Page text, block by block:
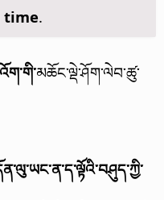
time.
མཆོང་ལྡེ་ཤོག་ལེབ་ཚུ་